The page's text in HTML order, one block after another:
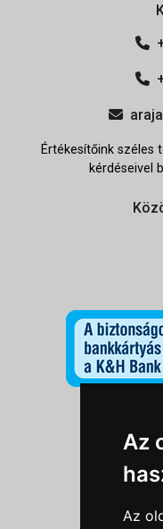
Az
Az
Értékesítőink széles
kérdéseivel